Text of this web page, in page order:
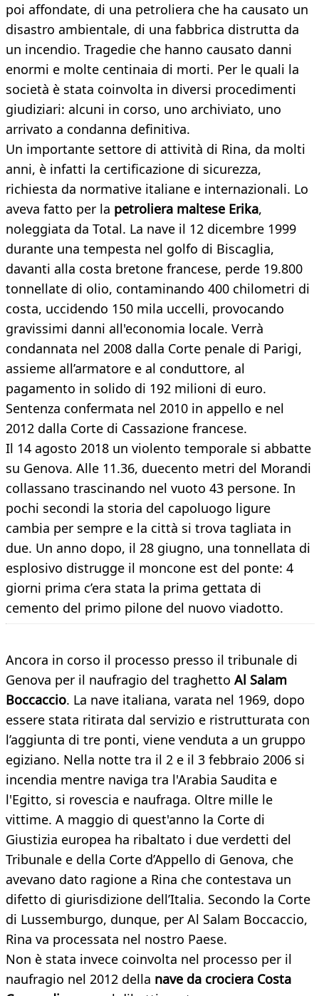
poi affondate, di una petroliera che ha causato un
disastro ambientale, di una fabbrica distrutta da
un incendio. Tragedie che hanno causato danni
enormi e molte centinaia di morti. Per le quali la
società è stata coinvolta in diversi procedimenti
giudiziari: alcuni in corso, uno archiviato, uno
arrivato a condanna definitiva.
Un importante settore di attività di Rina, da molti
anni, è infatti la certificazione di sicurezza,
richiesta da normative italiane e internazionali. Lo
aveva fatto per la petroliera maltese Erika,
noleggiata da Total. La nave il 12 dicembre 1999
durante una tempesta nel golfo di Biscaglia,
davanti alla costa bretone francese, perde 19.800
tonnellate di olio, contaminando 400 chilometri di
costa, uccidendo 150 mila uccelli, provocando
gravissimi danni all'economia locale. Verrà
condannata nel 2008 dalla Corte penale di Parigi,
assieme all’armatore e al conduttore, al
pagamento in solido di 192 milioni di euro.
Sentenza confermata nel 2010 in appello e nel
2012 dalla Corte di Cassazione francese.
Il 14 agosto 2018 un violento temporale si abbatte
su Genova. Alle 11.36, duecento metri del Morandi
collassano trascinando nel vuoto 43 persone. In
pochi secondi la storia del capoluogo ligure
cambia per sempre e la città si trova tagliata in
due. Un anno dopo, il 28 giugno, una tonnellata di
esplosivo distrugge il moncone est del ponte: 4
giorni prima c’era stata la prima gettata di
cemento del primo pilone del nuovo viadotto.
Ancora in corso il processo presso il tribunale di
Genova per il naufragio del traghetto Al Salam
Boccaccio. La nave italiana, varata nel 1969, dopo
essere stata ritirata dal servizio e ristrutturata con
l’aggiunta di tre ponti, viene venduta a un gruppo
egiziano. Nella notte tra il 2 e il 3 febbraio 2006 si
incendia mentre naviga tra l'Arabia Saudita e
l'Egitto, si rovescia e naufraga. Oltre mille le
vittime. A maggio di quest'anno la Corte di
Giustizia europea ha ribaltato i due verdetti del
Tribunale e della Corte d’Appello di Genova, che
avevano dato ragione a Rina che contestava un
difetto di giurisdizione dell’Italia. Secondo la Corte
di Lussemburgo, dunque, per Al Salam Boccaccio,
Rina va processata nel nostro Paese.
Non è stata invece coinvolta nel processo per il
naufragio nel 2012 della nave da crociera Costa